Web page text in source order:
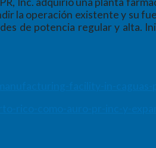
la operación existente y su
de potencia regular y alta.
facility-in-caguas-
rico-como-auro-pr-inc-y-